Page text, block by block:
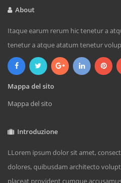
About
Itaque earum rerum hic tenetur a
tenetur a atque atatum tenetur
Mappa del sito
Mappa del sito
Introduzione
LLorem ipsum dolor sit amet,
dolores, quibusdam architecto
placeat provident cumque